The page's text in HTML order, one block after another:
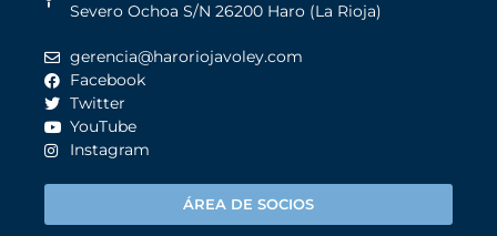
Severo Ochoa S/N 26200 Haro (La Rioja)
gerencia@haroriojavoley.com
Facebook
Twitter
YouTube
Instagram
ÁREA DE SOCIOS